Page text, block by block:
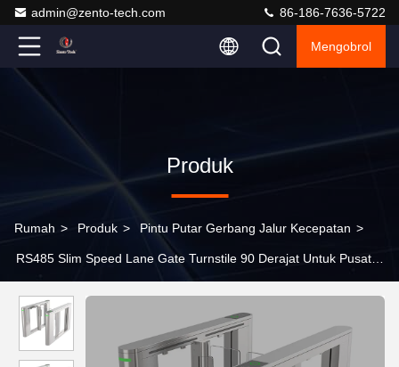
admin@zento-tech.com 86-186-7636-5722
Mengobrol
Produk
Rumah > Produk > Pintu Putar Gerbang Jalur Kecepatan >
RS485 Slim Speed ​​​​Lane Gate Turnstile 90 Derajat Untuk Pusat